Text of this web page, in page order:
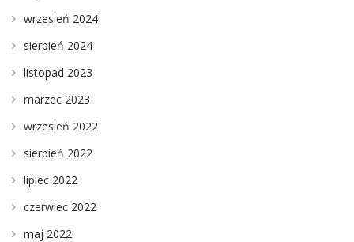
wrzesień 2024
sierpień 2024
listopad 2023
marzec 2023
wrzesień 2022
sierpień 2022
lipiec 2022
czerwiec 2022
maj 2022